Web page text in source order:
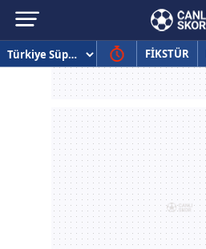
FİKSTÜR